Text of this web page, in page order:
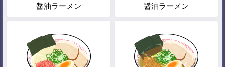
醤油ラーメン 醤油ラーメン